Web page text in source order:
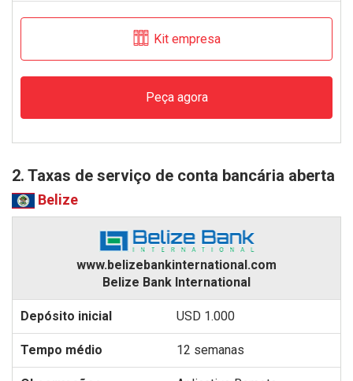
Kit empresa
Peça agora
2. Taxas de serviço de conta bancária aberta
Belize
www.belizebankinternational.com
Belize Bank International
USD 1.000
12 semanas